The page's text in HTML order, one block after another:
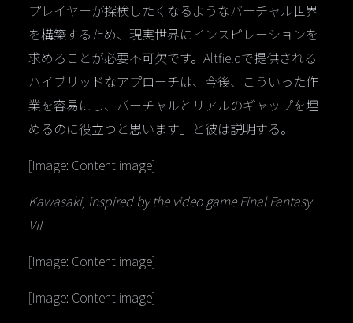
プレイヤーが探検したくなるようなバーチャル世界
を構築するため、現実世界にインスピレーションを
求めることが必要不可欠です。Altfieldで提供される
ハイブリッドなアプローチは、今後、こういった作
業を容易にし、バーチャルとリアルのギャップを埋
めるのに役立つと思います」と彼は説明する。
[Image: Content image]
Kawasaki, inspired by the video game Final Fantasy
VII
[Image: Content image]
[Image: Content image]